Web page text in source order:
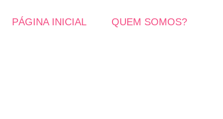
PÁGINA INICIAL QUEM SOMOS?